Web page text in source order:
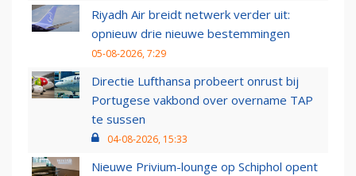
Riyadh Air breidt netwerk verder uit:
opnieuw drie nieuwe bestemmingen
05-08-2026, 7:29
Directie Lufthansa probeert onrust bij
Portugese vakbond over overname TAP
te sussen
04-08-2026, 15:33
Nieuwe Privium-lounge op Schiphol opent